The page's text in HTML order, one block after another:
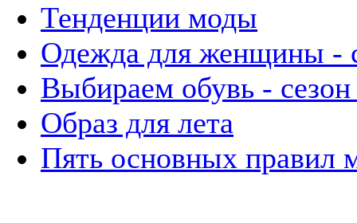
Тенденции моды
Одежда для женщины -
Выбираем обувь -
Образ для лета
Пять основных правил